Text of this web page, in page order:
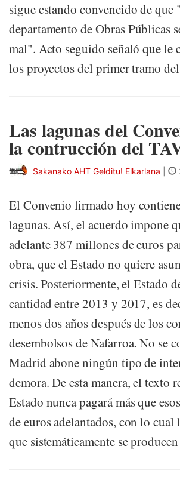
sigue estando convencido de que
departamento de Obras Públicas
mal". Acto seguido señaló que le
los proyectos del primer tramo
Las lagunas del
la contrucción del
Sakanako AHT Gelditu! Elkarlana
El Convenio firmado hoy
lagunas. Así, el acuerdo impone
adelante 387 millones de euros
obra, que el Estado no quiere
crisis. Posteriormente, el Estado
cantidad entre 2013 y 2017, es
menos dos años después de los
desembolsos de Nafarroa. No se
Madrid abone ningún tipo de
demora. De esta manera, el texto
Estado nunca pagará más que
de euros adelantados, con lo cual
que sistemáticamente se